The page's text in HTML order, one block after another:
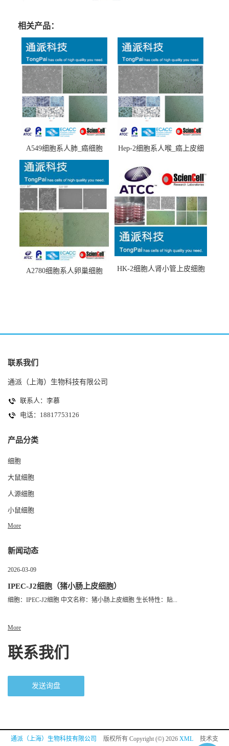
相关产品：
A549细胞系人肺_癌细胞
(A549细胞)
Hep-2细胞系人喉_癌上皮细
A2780细胞系人卵巢细胞
HK-2细胞人肾小管上皮细胞
联系我们
通派（上海）生物科技有限公司
联系人：李慕
电话：18817753126
产品分类
细胞
大鼠细胞
人源细胞
小鼠细胞
More
新闻动态
2026-03-09
IPEC-J2细胞（猪小肠上皮细胞）
细胞：IPEC-J2细胞 中文名称：猪小肠上皮细胞 生长特性：贴...
More
联系我们
发送询盘
通派（上海）生物科技有限公司 版权所有 Copyright (©) 2026 XML 技术支